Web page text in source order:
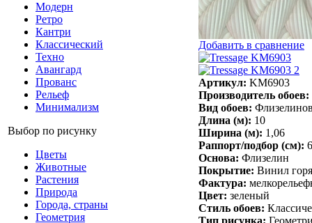
Модерн
Ретро
Кантри
Классический
Техно
Авангард
Прованс
Рельеф
Минимализм
Выбор по рисунку
Цветы
Животные
Растения
Природа
Города, страны
Геометрия
Добавить в сравнение
Артикул: KM6903
Производитель обоев:
Вид обоев:
Длина (м): 10
Ширина (м): 1,06
Раппорт/подбор (см):
Основа: Флизелин
Покрытие: Винил
Фактура:
Цвет: зеленый
Стиль обоев:
Тип рисунка: